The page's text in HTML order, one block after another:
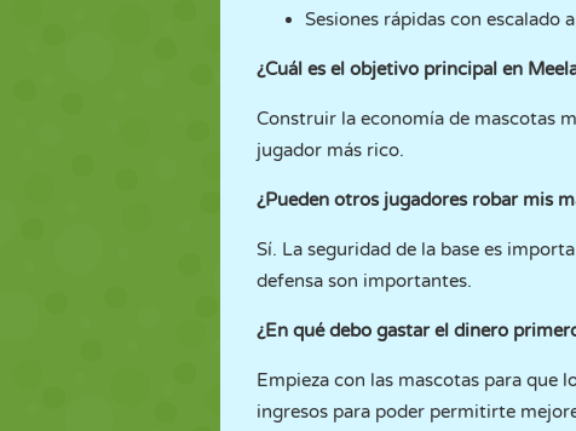
Sesiones rápidas con
¿Cuál es el objetivo principal en
Construir la economía de mascotas
jugador más rico.
¿Pueden otros jugadores robar mis
Sí. La seguridad de la base es
defensa son importantes.
¿En qué debo gastar el dinero
Empieza con las mascotas para que
ingresos para poder permitirte